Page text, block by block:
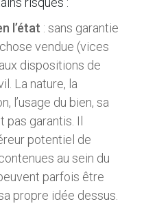
l’état : sans garantie
vendue (vices
dispositions de
La nature, la
l’usage du bien, sa
garantis. Il
potentiel de
au sein du
parfois être
propre idée dessus.